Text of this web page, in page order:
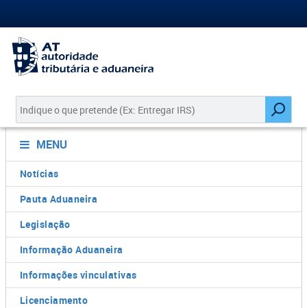
MENU
Notícias
Pauta Aduaneira
Legislação
Informação Aduaneira
Informações vinculativas
Licenciamento